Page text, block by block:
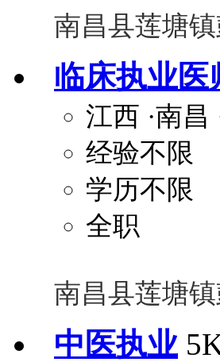
南昌县莲塘
临床执业医
江西 ·南昌
经验不限
学历不限
全职
南昌县莲塘
中医执业